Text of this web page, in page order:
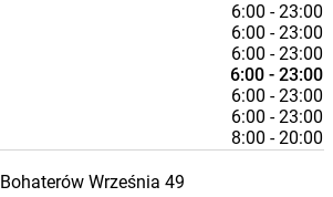
6:00 - 23:00
6:00 - 23:00
6:00 - 23:00
6:00 - 23:00
6:00 - 23:00
6:00 - 23:00
8:00 - 20:00
Bohaterów Września 49